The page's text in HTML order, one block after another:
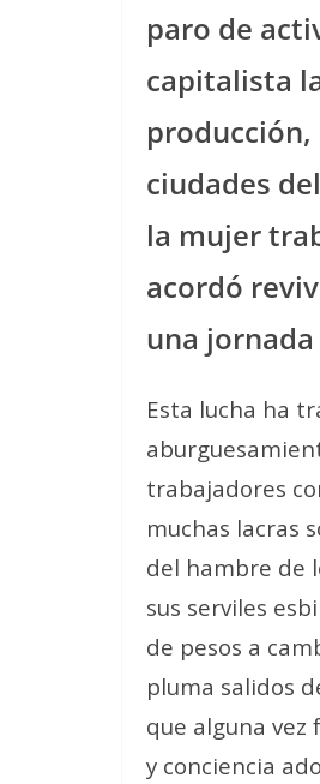
paro de
capitalista
producción,
ciudades
la mujer
acordó
una
Esta lucha ha
trabajadores
muchas lacras
del hambre de
sus serviles
de pesos a
pluma salidos
que alguna vez
y conciencia